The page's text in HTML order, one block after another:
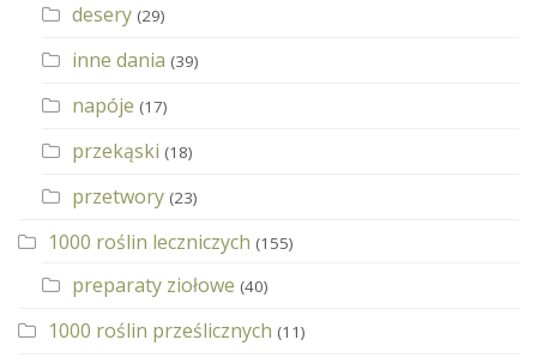
desery (29)
inne dania (39)
napóje (17)
przekąski (18)
przetwory (23)
1000 roślin leczniczych (155)
preparaty ziołowe (40)
1000 roślin prześlicznych (11)